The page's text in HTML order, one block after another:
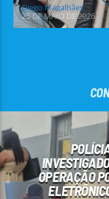
Diego Magalhães
25 DE MAIO DE 2026
OPERAÇÃO